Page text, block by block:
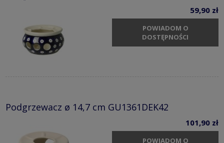
59,90 zł
POWIADOM O
DOSTĘPNOŚCI
Podgrzewacz ø 14,7 cm GU1361DEK42
101,90 zł
POWIADOM O